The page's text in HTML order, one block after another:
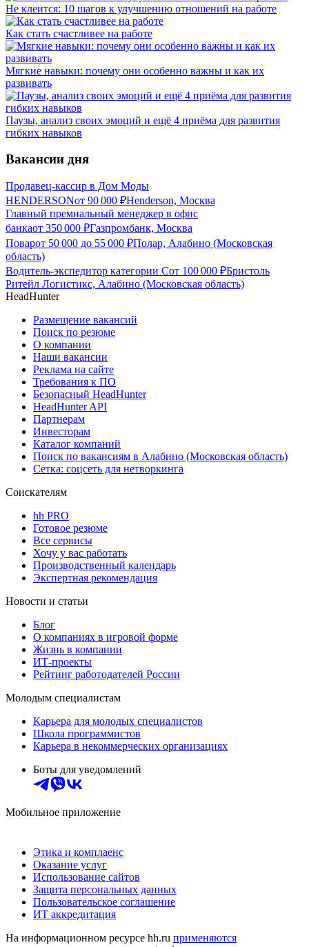
Не клеится: 10 шагов к улучшению отношений на работе
Как стать счастливее на работе
Мягкие навыки: почему они особенно важны и как их
развивать
Паузы, анализ своих эмоций и ещё 4 приёма для развития
гибких навыков
Вакансии дня
Продавец-кассир в Дом Моды
HENDERSONот 90 000 ₽Henderson, Москва
Главный премиальный менеджер в офис
банкаот 350 000 ₽Газпромбанк, Москва
Поварот 50 000 до 55 000 ₽Полар, Алабино (Московская
область)
Водитель-экспедитор категории Сот 100 000 ₽Бристоль
Ритейл Логистикс, Алабино (Московская область)
HeadHunter
Размещение вакансий
Поиск по резюме
О компании
Наши вакансии
Реклама на сайте
Требования к ПО
Безопасный HeadHunter
HeadHunter API
Партнерам
Инвесторам
Каталог компаний
Поиск по вакансиям в Алабино (Московская область)
Сетка: соцсеть для нетворкинга
Соискателям
hh PRO
Готовое резюме
Все сервисы
Хочу у вас работать
Производственный календарь
Экспертная рекомендация
Новости и статьи
Блог
О компаниях в игровой форме
Жизнь в компании
ИТ-проекты
Рейтинг работодателей России
Молодым специалистам
Карьера для молодых специалистов
Школа программистов
Карьера в некоммерческих организациях
Боты для уведомлений
Мобильное приложение
Этика и комплаенс
Оказание услуг
Использование сайтов
Защита персональных данных
Пользовательское соглашение
ИТ аккредитация
На информационном ресурсе hh.ru применяются